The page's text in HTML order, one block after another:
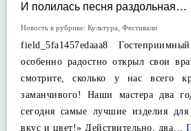
И полилась песня раздольная…
Новость в рубрике: Культура Фестивали
field_5fa1457edaaa8
особенно радостно открыл свои
смотрите, сколько у нас всего
заманчивого! Наши мастера два
сегодня самые лучшие изделия
вкус и цвет!» Действительно, два…